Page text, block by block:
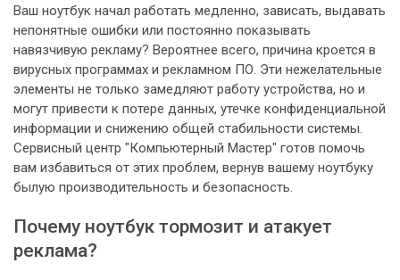
Ваш ноутбук начал работать медленно, зависать, выдавать
непонятные ошибки или постоянно показывать
навязчивую рекламу? Вероятнее всего, причина кроется в
вирусных программах и рекламном ПО. Эти нежелательные
элементы не только замедляют работу устройства, но и
могут привести к потере данных, утечке конфиденциальной
информации и снижению общей стабильности системы.
Сервисный центр "Компьютерный Мастер" готов помочь
вам избавиться от этих проблем, вернув вашему ноутбуку
былую производительность и безопасность.
Почему ноутбук тормозит и атакует
реклама?